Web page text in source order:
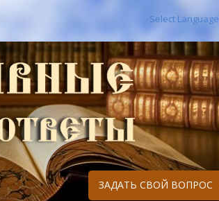
Select Language
ЗАДАТЬ СВОЙ ВОПРОС